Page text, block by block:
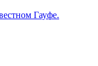
Гауфе.